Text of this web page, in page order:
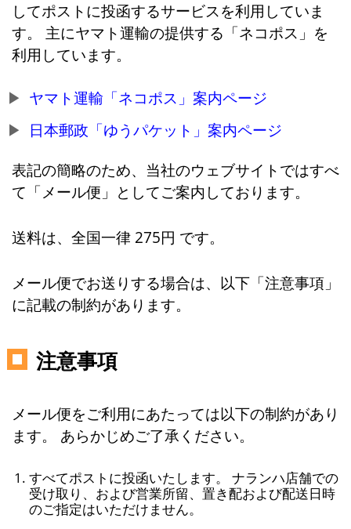
してポストに投函するサービスを利用していま
す。 主にヤマト運輸の提供する「ネコポス」を
利用しています。
ヤマト運輸「ネコポス」案内ページ
日本郵政「ゆうパケット」案内ページ
表記の簡略のため、当社のウェブサイトではすべ
て「メール便」としてご案内しております。
送料は、全国一律 275円 です。
メール便でお送りする場合は、以下「注意事項」
に記載の制約があります。
注意事項
メール便をご利用にあたっては以下の制約があり
ます。 あらかじめご了承ください。
すべてポストに投函いたします。 ナランハ店舗での
受け取り、および営業所留、置き配および配送日時
のご指定はいただけません。